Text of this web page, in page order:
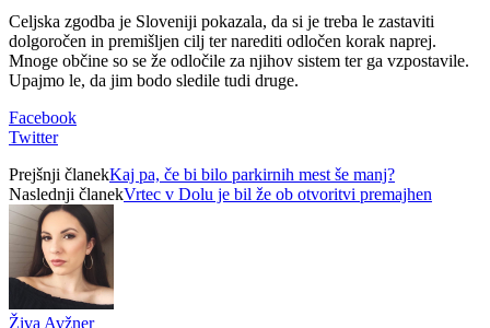
Celjska zgodba je Sloveniji pokazala, da si je treba le zastaviti
dolgoročen in premišljen cilj ter narediti odločen korak naprej.
Mnoge občine so se že odločile za njihov sistem ter ga vzpostavile.
Upajmo le, da jim bodo sledile tudi druge.
Facebook
Twitter
Prejšnji članekKaj pa, če bi bilo parkirnih mest še manj?
Naslednji članekVrtec v Dolu je bil že ob otvoritvi premajhen
Živa Avžner